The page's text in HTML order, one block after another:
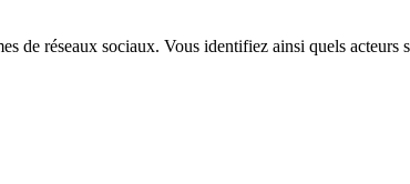
de réseaux sociaux. Vous identifiez ainsi quels acteurs